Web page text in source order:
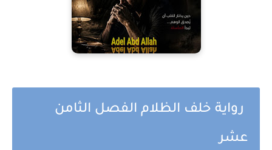
رواية خلف الظلام الفصل الثامن
عشر